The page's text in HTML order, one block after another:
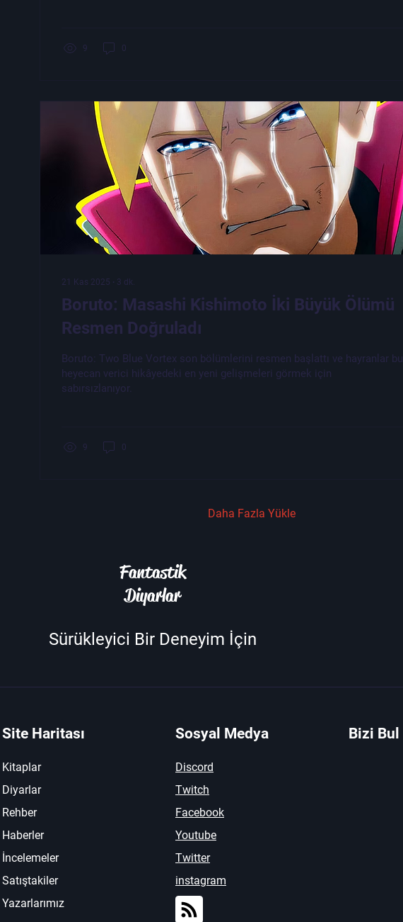
9 0
21 Kas 2025 ∙ 3 dk.
Boruto: Masashi Kishimoto İki Büyük Ölümü
Resmen Doğruladı
Boruto: Two Blue Vortex son bölümlerini resmen başlattı ve hayranlar bu
heyecan verici hikâyedeki en yeni gelişmeleri görmek için
sabırsızlanıyor.
9 0
Daha Fazla Yükle
Fantastik
Diyarlar
Sürükleyici Bir Deneyim İçin
Site Haritası
Kitaplar
Diyarlar
Rehber
Haberler
İncelemeler
Satıştakiler
Yazarlarımız
Sosyal Medya
Discord
Twitch
Facebook
Youtube
Twitter
instagram
Bizi Bul